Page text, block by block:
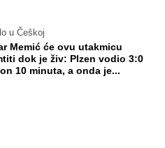
u Češkoj
Memić će ovu utakmicu
dok je živ: Plzen vodio 3:0
10 minuta, a onda je...